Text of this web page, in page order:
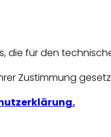
die für den
Zustimmung